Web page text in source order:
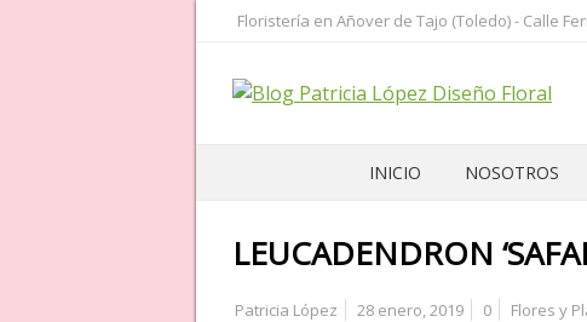
Floristería en Añover de Tajo (Toledo) - Calle
INICIO NOSOTROS
LEUCADENDRON
Patricia López 28 enero, 2019 0 Flores y